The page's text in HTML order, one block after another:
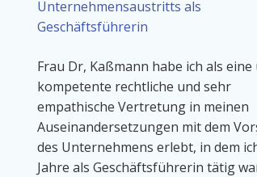
Unternehmensaustritts als
Geschäftsführerin
Frau Dr, Kaßmann habe ich als
kompetente rechtliche und sehr
empathische Vertretung in meinen
Auseinandersetzungen mit dem
des Unternehmens erlebt, in dem
Jahre als Geschäftsführerin tätig